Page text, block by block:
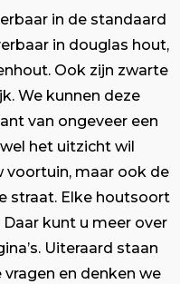
in de standaard
in douglas hout,
Ook zijn zwarte
We kunnen deze
van ongeveer een
het uitzicht wil
voortuin, maar ook de
straat. Elke houtsoort
kunt u meer over
Uiteraard staan
en denken we